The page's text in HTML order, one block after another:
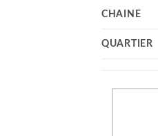
CHAINE
QUARTIER